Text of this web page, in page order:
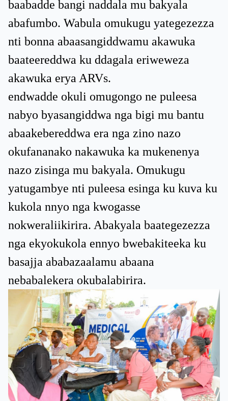
baabadde bangi naddala mu bakyala
abafumbo. Wabula omukugu yategezezza
nti bonna abaasangiddwamu akawuka
baateereddwa ku ddagala eriweweza
akawuka erya ARVs.
endwadde okuli omugongo ne puleesa
nabyo byasangiddwa nga bigi mu bantu
abaakebereddwa era nga zino nazo
okufananako nakawuka ka mukenenya
nazo zisinga mu bakyala. Omukugu
yatugambye nti puleesa esinga ku kuva ku
kukola nnyo nga kwogasse
nokweraliikirira. Abakyala baategezezza
nga ekyokukola ennyo bwebakiteeka ku
basajja ababazaalamu abaana
nebabalekera okubalabirira.